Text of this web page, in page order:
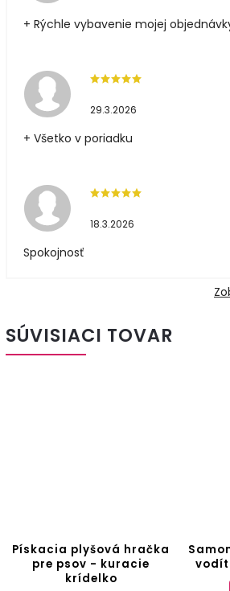
+ Rýchle vybavenie mojej
29.3.2026
+ Všetko v poriadku
18.3.2026
Spokojnosť
SÚVISIACI TOVAR
Pískacia plyšová hračka
pre psov - kuracie
krídelko